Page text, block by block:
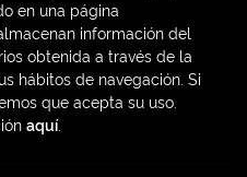
en una página
información del
obtenida a través de la
hábitos de navegación. Si
que acepta su uso.
aquí.